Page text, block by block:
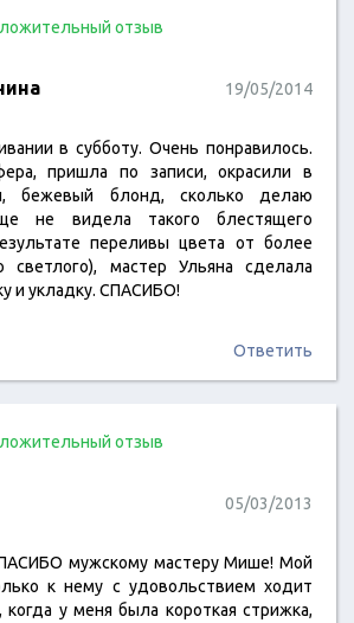
отзыв
19/05/2014
в субботу. Очень понравилось.
пришла по записи, окрасили в
бежевый блонд, сколько делаю
не видела такого блестящего
переливы цвета от более
светлого), мастер Ульяна сделала
и укладку. СПАСИБО!
Ответить
отзыв
05/03/2013
мужскому мастеру Мише! Мой
к нему с удовольствием ходит
когда у меня была короткая стрижка,